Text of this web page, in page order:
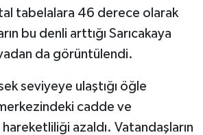
tabelalara 46 derece olarak
bu denli arttığı Sarıcakaya
da görüntülendi.
seviyeye ulaştığı öğle
cadde ve
azaldı. Vatandaşların